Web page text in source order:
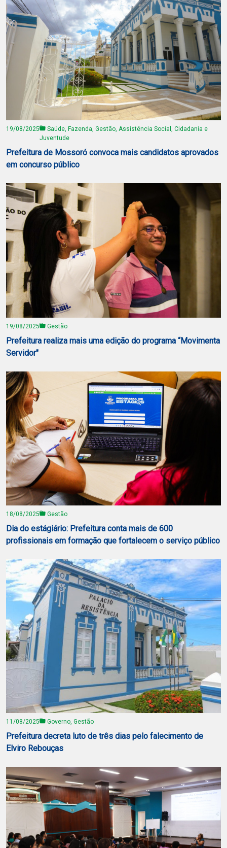
19/08/2025
Saúde, Fazenda, Gestão, Assistência Social, Cidadania e
Juventude
Prefeitura de Mossoró convoca mais candidatos aprovados
em concurso público
19/08/2025 Gestão
Prefeitura realiza mais uma edição do programa “Movimenta
Servidor"
18/08/2025 Gestão
Dia do estágiário: Prefeitura conta mais de 600
profissionais em formação que fortalecem o serviço público
11/08/2025 Governo, Gestão
Prefeitura decreta luto de três dias pelo falecimento de
Elviro Rebouças